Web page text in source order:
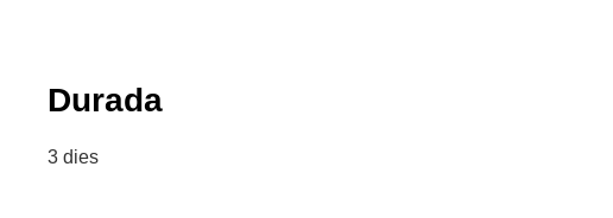
Durada
3 dies